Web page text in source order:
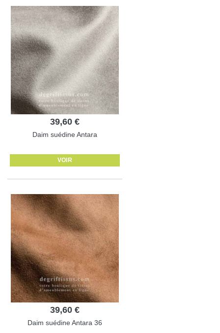
39,60 €
Daim suédine Antara
VOIR
39,60 €
Daim suédine Antara 36